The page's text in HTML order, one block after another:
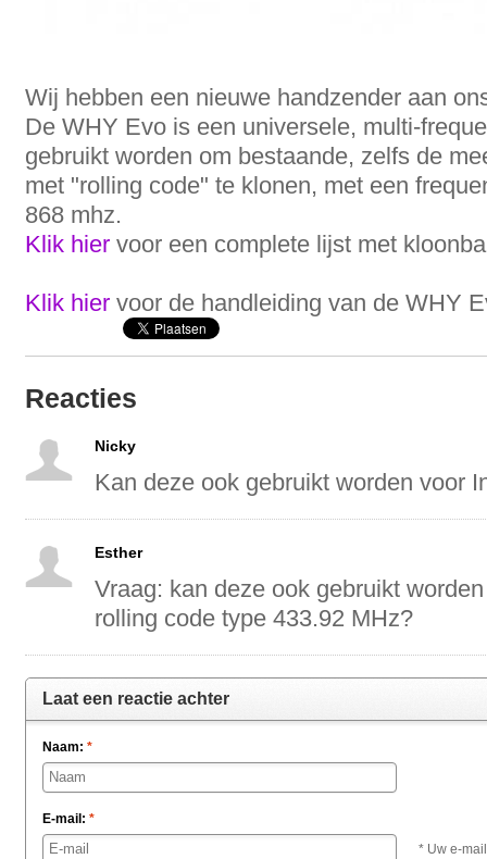
Wij hebben een nieuwe handzender aan
De WHY Evo is een universele, multi-
gebruikt worden om bestaande, zelfs de
met "rolling code" te klonen, met een
868 mhz.
Klik hier voor een complete lijst met
Klik hier voor de handleiding van de WHY
Reacties
Nicky
Kan deze ook gebruikt worden voor
Esther
Vraag: kan deze ook gebruikt
rolling code type 433.92 MHz?
Laat een reactie achter
Naam: *
E-mail: *
* Uw e-